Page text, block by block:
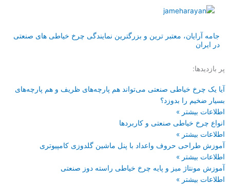
جامه آرایان، معتبر ترین و بزرگترین نمایندگی چرخ خیاطی های صنعتی
در ایران
پر بازدیدها:
آیا یک چرخ خیاطی صنعتی می‌تواند هم پارچه‌های ظریف و هم پارچه‌های
بسیار ضخیم را بدوزد؟
اطلاعات بیشتر »
انواع چرخ خیاطی صنعتی و کاربردها
اطلاعات بیشتر »
آموزش طراحی حروف واعداد با پنل ماشین گلدوزی کامپیوتری
اطلاعات بیشتر »
آموزش مونتاژ میز و پایه چرخ خیاطی راسته دوز صنعتی
اطلاعات بیشتر »